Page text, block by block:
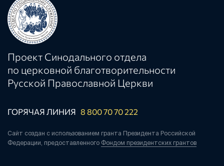
Проект Синодального отдела
по церковной благотворительности
Русской Православной Церкви
ГОРЯЧАЯ ЛИНИЯ 8 800 70 70 222
Сайт создан с использованием гранта Президента Российской
Федерации, предоставленного Фондом президентских грантов